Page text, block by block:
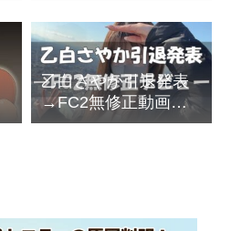
ト内で寝取られ(NTR)
る夫婦交換キャンプ
乙白さやか引退発表
→FC2無修正動画デ
ビュー【3/2追記】